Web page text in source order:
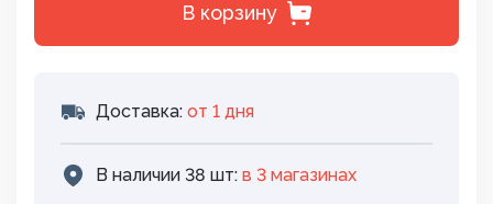
В корзину
Доставка: от 1 дня
В наличии 38 шт: в 3 магазинах